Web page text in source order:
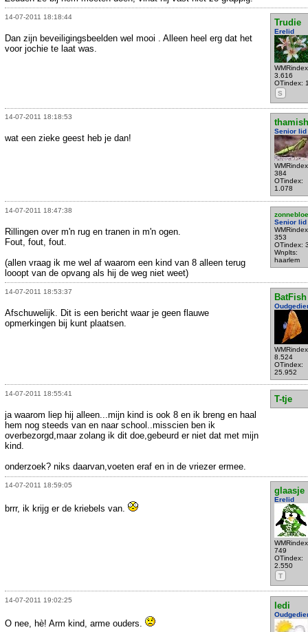
14-07-2011 18:18:44
Trudie
Erelid
3.616
OTindex:
S
Dan zijn beveiligingsbeelden wel mooi . Alleen heel erg dat het
voor jochie te laat was.
14-07-2011 18:18:53
Senior lid
384
OTindex:
1.078
wat een zieke geest heb je dan!
14-07-2011 18:47:38
Senior lid
353
OTindex:
Wnplts:
haarlem
Rillingen over m'n rug en tranen in m'n ogen.
Fout, fout, fout.
(allen vraag ik me wel af waarom een kind van 8 alleen terug
looopt van de opvang als hij de weg niet weet)
14-07-2011 18:53:37
BatFish
8.524
OTindex:
25.952
Afschuwelijk. Dit is een bericht waar je geen flauwe
opmerkingen bij kunt plaatsen.
14-07-2011 18:55:41
T-tje
ja waarom liep hij alleen...mijn kind is ook 8 en ik breng en haal
hem nog steeds van en naar school..misscien ben ik
overbezorgd,maar zolang ik dit doe,gebeurd er niet dat met mijn
kind.
onderzoek? niks daarvan,voeten eraf en in de vriezer ermee.
14-07-2011 18:59:05
glaasje
Erelid
749
OTindex:
2.550
T
brrr, ik krijg er de kriebels van.
14-07-2011 19:02:25
ledi
O nee, hè! Arm kind, arme ouders.